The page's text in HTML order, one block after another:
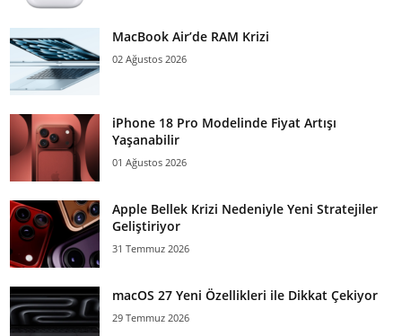
MacBook Air’de RAM Krizi
02 Ağustos 2026
iPhone 18 Pro Modelinde Fiyat Artışı
Yaşanabilir
01 Ağustos 2026
Apple Bellek Krizi Nedeniyle Yeni Stratejiler
Geliştiriyor
31 Temmuz 2026
macOS 27 Yeni Özellikleri ile Dikkat Çekiyor
29 Temmuz 2026